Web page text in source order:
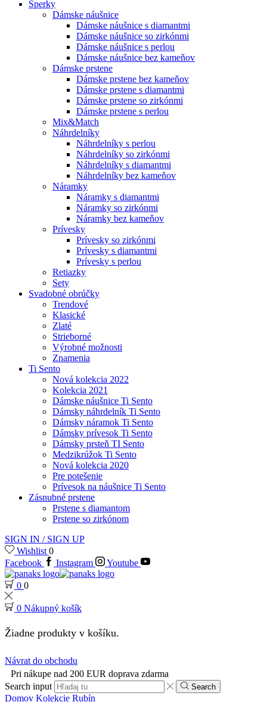
Šperky
Dámske náušnice
Dámske náušnice s diamantmi
Dámske náušnice so zirkónmi
Dámske náušnice s perlou
Dámske náušnice bez kameňov
Dámske prstene
Dámske prstene bez kameňov
Dámske prstene s diamantmi
Dámske prstene so zirkónmi
Dámske prstene s perlou
Mix&Match
Náhrdelníky
Náhrdelníky s perlou
Náhrdelníky so zirkónmi
Náhrdelníky s diamantmi
Náhrdelníky bez kameňov
Náramky
Náramky s diamantmi
Náramky so zirkónmi
Náramky bez kameňov
Prívesky
Prívesky so zirkónmi
Prívesky s diamantmi
Prívesky s perlou
Retiazky
Sety
Svadobné obrúčky
Trendové
Klasické
Zlaté
Strieborné
Výrobné možnosti
Znamenia
Ti Sento
Nová kolekcia 2022
Kolekcia 2021
Dámske náušnice Ti Sento
Dámsky náhrdelník Ti Sento
Dámsky náramok Ti Sento
Dámsky prívesok Ti Sento
Dámsky prsteň TI Sento
Medzikrúžok Ti Sento
Nová kolekcia 2020
Pre potešenie
Prívesok na náušnice Ti Sento
Zásnubné prstene
Prstene s diamantom
Prstene so zirkónom
SIGN IN / SIGN UP
Wishlist 0
Facebook
Instagram Youtube
0 0
0 Nákupný košík
Žiadne produkty v košíku.
Návrat do obchodu
Pri nákupe nad 200 EUR doprava zdarma
Search input
Search
Domov Kolekcie Rubín